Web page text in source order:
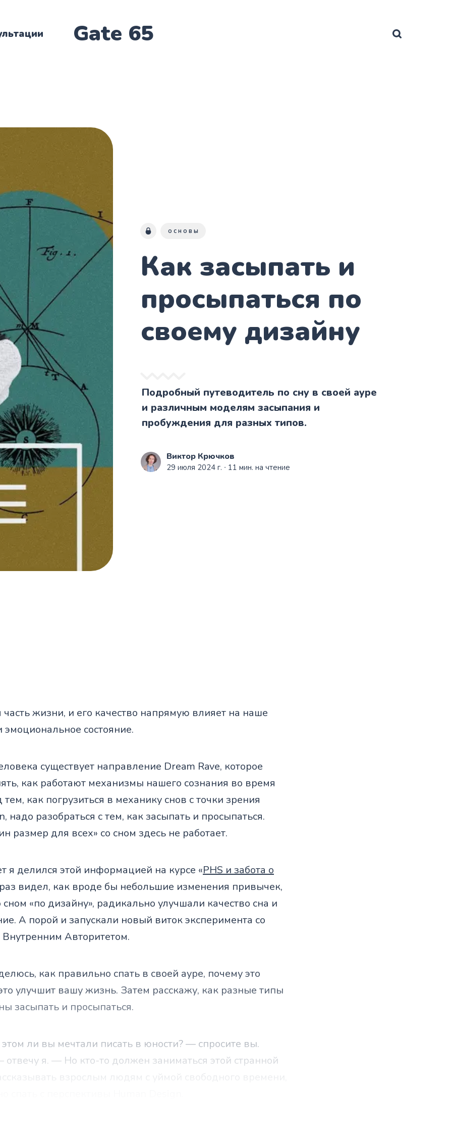
Gate 65
ОСНОВЫ
Как засыпать и
просыпаться по
своему дизайну
Подробный путеводитель по сну в своей ауре
и различным моделям засыпания и
пробуждения для разных типов.
Виктор Крючков
29 июля 2024 г. ∙ 11 мин. на чтение
жизни, и его качество напрямую влияет на наше
состояние.
существует направление Dream Rave, которое
как работают механизмы нашего сознания во время
как погрузиться в механику снов с точки зрения
надо разобраться с тем, как засыпать и просыпаться.
размер для всех» со сном здесь не работает.
я делился этой информацией на курсе «PHS и забота о
видел, как вроде бы небольшие изменения привычек,
«по дизайну», радикально улучшали качество сна и
А порой и запускали новый виток эксперимента со
Внутренним Авторитетом.
как правильно спать в своей ауре, почему это
улучшит вашу жизнь. Затем расскажу, как разные типы
засыпать и просыпаться.
ли вы мечтали писать в юности? — спросите вы.
я. — Но кто-то должен заниматься этой странной